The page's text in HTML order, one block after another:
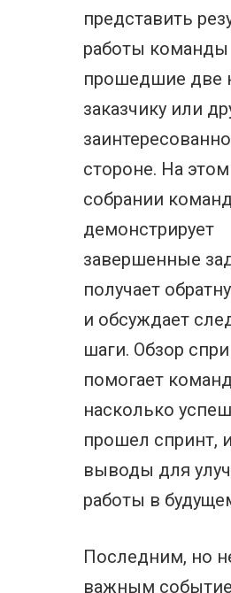
представить
работы команды
прошедшие две
заказчику или
стороне. На этом
собрании
демонстрирует
завершенные
получает
и обсуждает
шаги. Обзор
помогает
насколько
прошел спринт,
выводы для
работы в
Последним, но
важным